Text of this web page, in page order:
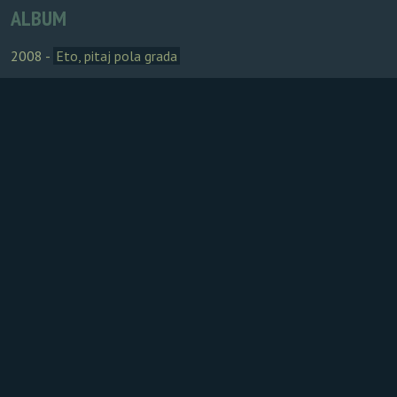
ALBUM
2008 - Eto, pitaj pola grada